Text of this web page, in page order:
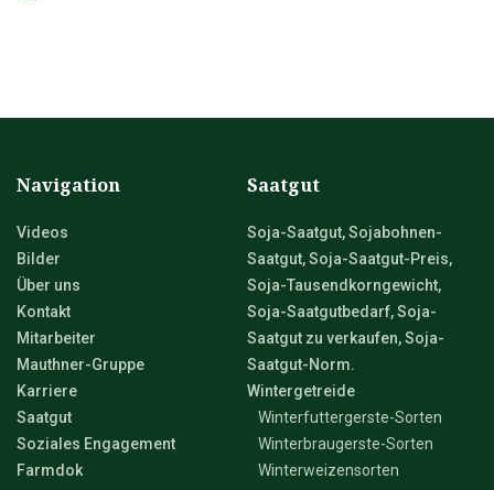
Navigation
Videos
Bilder
Über uns
Kontakt
Mitarbeiter
Mauthner-Gruppe
Karriere
Saatgut
Soziales Engagement
Farmdok
Saatgut
Soja-Saatgut, Sojabohnen-
Saatgut, Soja-Saatgut-Preis,
Soja-Tausendkorngewicht,
Soja-Saatgutbedarf, Soja-
Saatgut zu verkaufen, Soja-
Saatgut-Norm.
Wintergetreide
Winterfuttergerste-Sorten
Winterbraugerste-Sorten
Winterweizensorten